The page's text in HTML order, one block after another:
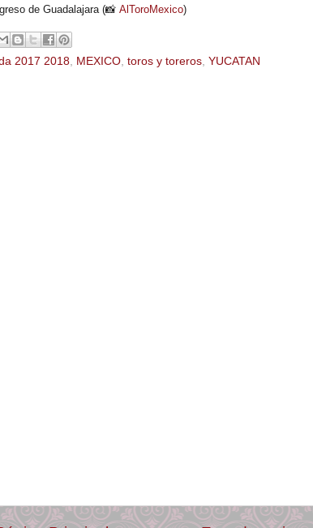
de Guadalajara (📸 AlToroMexico)
2017 2018 MEXICO toros y toreros YUCATAN